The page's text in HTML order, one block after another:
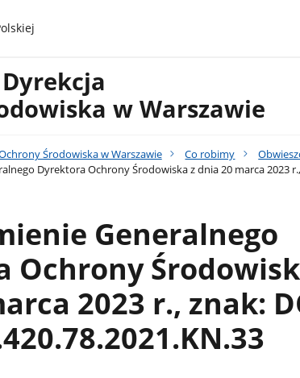
w Warszawie
Środowiska w Warszawie Co robimy
Dyrektora Ochrony Środowiska z dnia 20 marca 2023 r.,
Generalnego
Ochrony
2023 r., znak: